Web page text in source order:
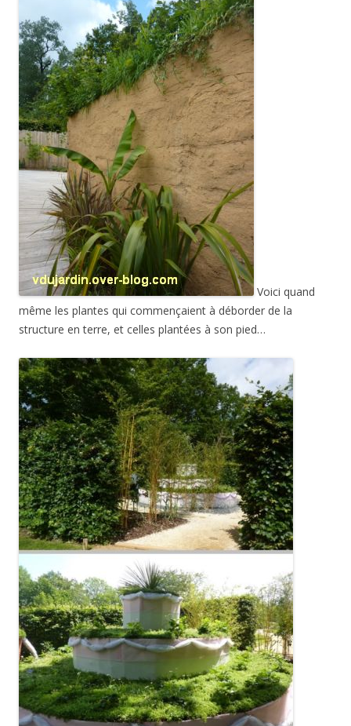
Voici quand
même les plantes qui commençaient à déborder de la
structure en terre, et celles plantées à son pied…